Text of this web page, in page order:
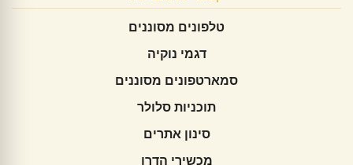
טלפונים מסוננים
דגמי נוקיה
סמארטפונים מסוננים
תוכניות סלולר
סינון אתרים
מכשירי הדרן